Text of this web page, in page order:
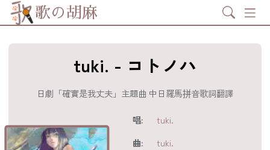
歌の胡麻 Search
tuki. - コトノハ
日劇「確實是我丈夫」主題曲 中日羅馬拼音歌詞翻譯
唱:
tuki.
曲:
tuki.